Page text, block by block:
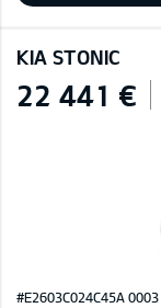
KIA STONIC
22 441 €
#E2603C024C45A 0003